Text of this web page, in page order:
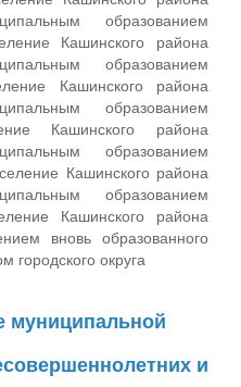
образованием
Кашинского района
образованием
Кашинского района
образованием
Кашинского района
образованием
Кашинского района
образованием
Кашинского района
вновь образованного
городского округа
муниципальной
и